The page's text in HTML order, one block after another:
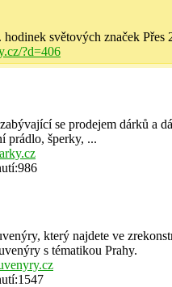
hodinek světových značek
?d=406
se prodejem dárků a
prádlo, šperky, ...
který najdete ve
s tématikou Prahy.